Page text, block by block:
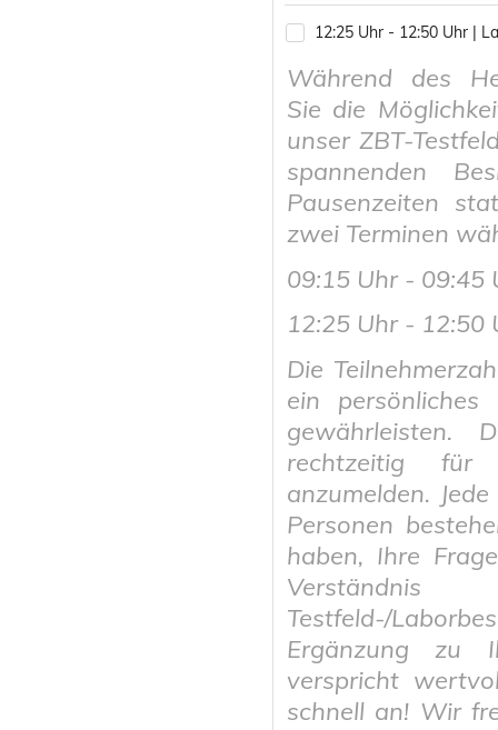
12:25 Uhr - 12:50 Uhr |
Während des
Sie die
unser ZBT-
spannenden
Pausenzeiten
zwei Terminen
09:15 Uhr - 09:45
12:25 Uhr - 12:50
Die
ein
rechtzeitig für
anzumelden.
Personen
haben, Ihre
Testfeld-/
Ergänzung zu
verspricht
schnell an! Wir